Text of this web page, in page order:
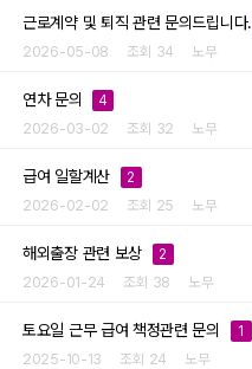
근로계약 및 퇴직 관련 문의드립니다.
2026-05-08 조회 34 노무
연차 문의 4
2026-03-02 조회 32 노무
급여 일할계산 2
2026-02-02 조회 25 노무
해외출장 관련 보상 2
2026-01-24 조회 38 노무
토요일 근무 급여 책정관련 문의 1
2025-10-13 조회 24 노무